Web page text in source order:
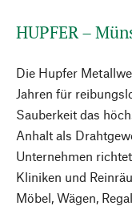
HUPFER –
Die Hupfer
Jahren für
Sauberkeit das
Anhalt als
Unternehmen
Kliniken und
Möbel, Wägen,